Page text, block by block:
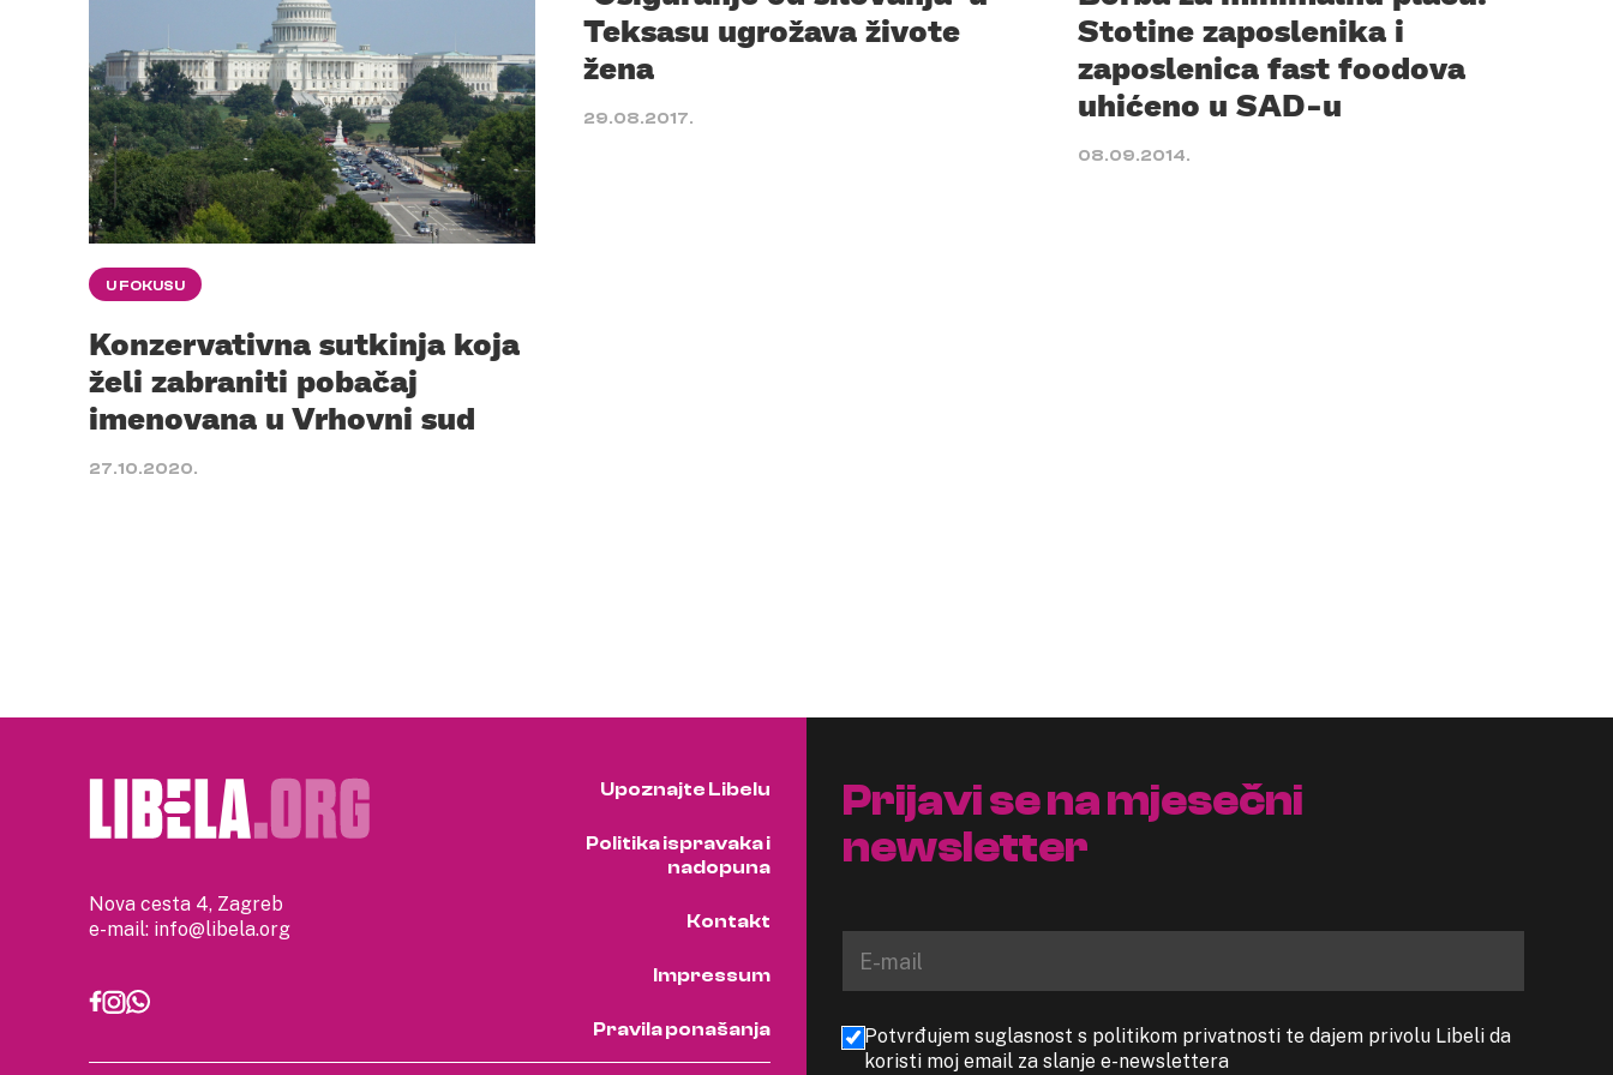
U FOKUSU
Konzervativna sutkinja koja
želi zabraniti pobačaj
imenovana u Vrhovni sud
27.10.2020.
Teksasu ugrožava živote
žena
29.08.2017.
Stotine zaposlenika i
zaposlenica fast foodova
uhićeno u SAD-u
08.09.2014.
Nova cesta 4, Zagreb
e-mail: info@libela.org
Upoznajte Libelu
Politika ispravaka i
nadopuna
Kontakt
Impressum
Pravila ponašanja
Prijavi se na mjesečni
newsletter
Potvrđujem suglasnost s politikom privatnosti te dajem privolu Libeli da
koristi moj email za slanje e-newslettera